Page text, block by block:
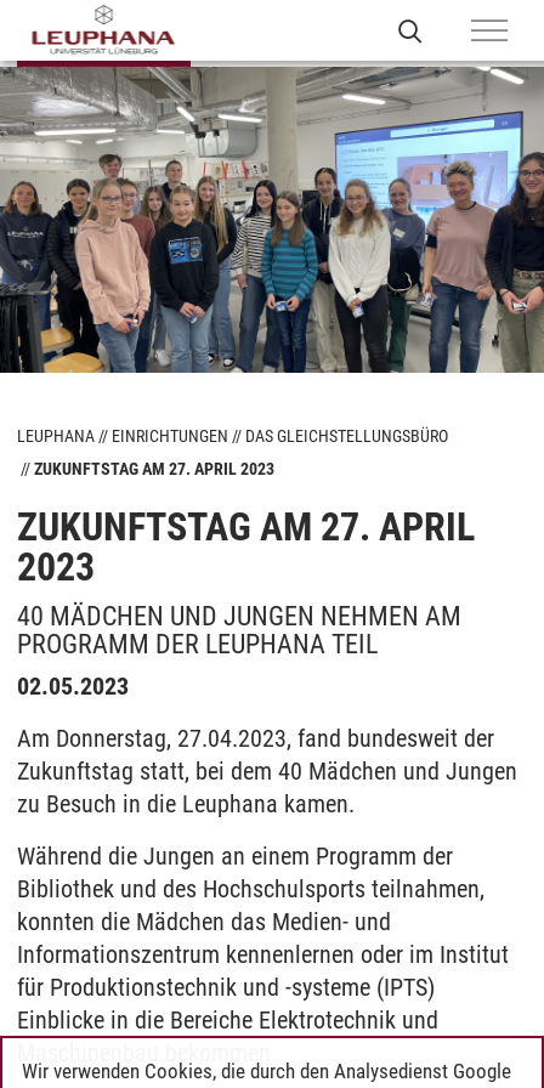
LEUPHANA EINRICHTUNGEN
DAS GLEICHSTELLUNGSBÜRO
ZUKUNFTSTAG AM 27. APRIL 2023
ZUKUNFTSTAG AM 27. APRIL
2023
40 MÄDCHEN UND JUNGEN NEHMEN AM
PROGRAMM DER LEUPHANA TEIL
02.05.2023
Am Donnerstag, 27.04.2023, fand bundesweit der
Zukunftstag statt, bei dem 40 Mädchen und Jungen
zu Besuch in die Leuphana kamen.
Während die Jungen an einem Programm der
Bibliothek und des Hochschulsports teilnahmen,
konnten die Mädchen das Medien- und
Informationszentrum kennenlernen oder im Institut
für Produktionstechnik und -systeme (IPTS)
Einblicke in die Bereiche Elektrotechnik und
Wir verwenden Cookies, die durch den Analysedienst Google